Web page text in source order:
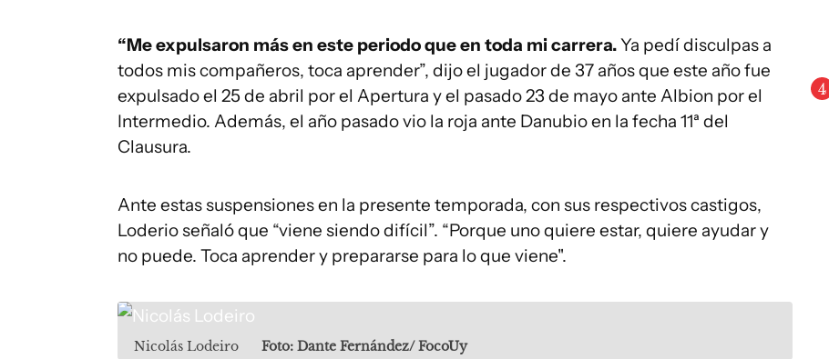
“Me expulsaron más en este periodo que en toda mi carrera.Ya pedí disculpas a
todos mis compañeros, toca aprender”, dijo el jugador de 37 años que este año fue
expulsado el 25 de abril por el Apertura y el pasado 23 de mayo ante Albion por el
Intermedio. Además, el año pasado vio la roja ante Danubio en la fecha 11ª del
Clausura.
Ante estas suspensiones en la presente temporada, con sus respectivos castigos,
Loderio señaló que “viene siendo difícil”. “Porque uno quiere estar, quiere ayudar y
no puede. Toca aprender y prepararse para lo que viene".
Nicolás Lodeiro Foto: Dante Fernández/ FocoUy